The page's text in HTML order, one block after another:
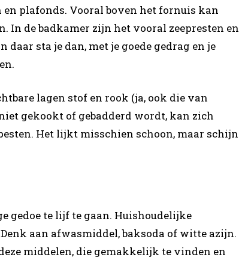
plafonds. Vooral boven het fornuis kan
In de badkamer zijn het vooral zeepresten en
sta je dan, met je goede gedrag en je
lagen stof en rook (ja, ook die van
gekookt of gebadderd wordt, kan zich
Het lijkt misschien schoon, maar schijn
gedoe te lijf te gaan. Huishoudelijke
aan afwasmiddel, baksoda of witte azijn.
middelen, die gemakkelijk te vinden en